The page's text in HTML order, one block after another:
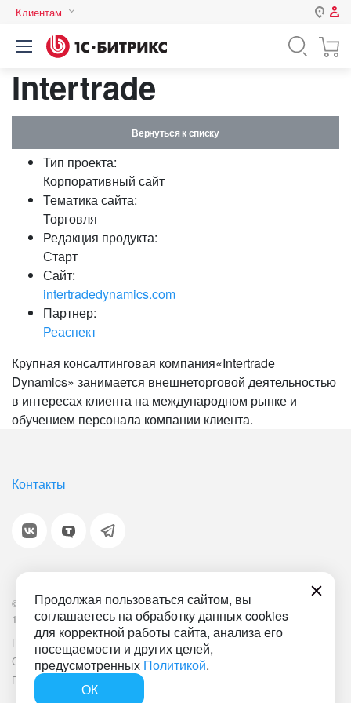
Продолжая пользоваться сайтом, вы
соглашаетесь на обработку данных cookies
для корректной работы сайта, анализа его
посещаемости и других целей,
предусмотренных Политикой.
ОК
Клиентам
Авторизация
Нет аккаунта?
Логин
Пароль
Intertrade
Вернуться к списку
Тип проекта:
Корпоративный сайт
Тематика сайта:
Торговля
Редакция продукта:
Старт
Сайт:
intertradedynamics.com
Партнер:
Реаспект
Крупная консалтинговая компания«Intertrade
Dynamics» занимается внешнеторговой деятельностью
в интересах клиента на международном рынке и
обучением персонала компании клиента.
Контакты
© 2001-2026 «Битрикс», «1С-Битрикс». Работает на
1С-Битрикс: Управление сайтом.
Политика обработки персональных данных Наша ИТ-деятельность
Соглашение об использовании сайта Документ СОУТ
План мероприятий по улучшению условий труда